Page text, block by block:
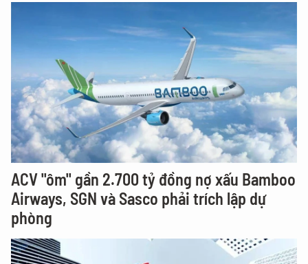
ACV "ôm" gần 2.700 tỷ đồng nợ xấu Bamboo
Airways, SGN và Sasco phải trích lập dự
phòng